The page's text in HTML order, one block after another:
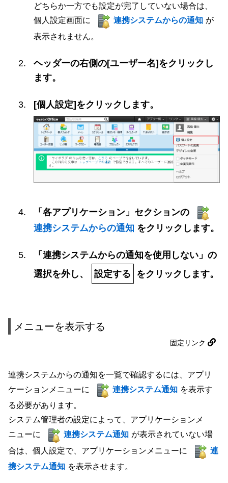
どちらか一方でも設定が完了していない場合は、
個人設定画面に
連携システムからの通知 が
表示されません。
ヘッダーの右側の[ユーザー名]をクリックし
ます。
[個人設定]をクリックします。
「各アプリケーション」セクションの
連携システムからの通知 をクリックします。
「連携システムからの通知を使用しない」の
選択を外し、
設定する をクリックします。
メニューを表示する
固定リンク
連携システムからの通知を一覧で確認するには、アプリ
ケーションメニューに
連携システム通知 を表示す
る必要があります。
システム管理者の設定によって、アプリケーションメ
ニューに
連携システム通知 が表示されていない場
合は、個人設定で、アプリケーションメニューに
連
携システム通知 を表示させます。